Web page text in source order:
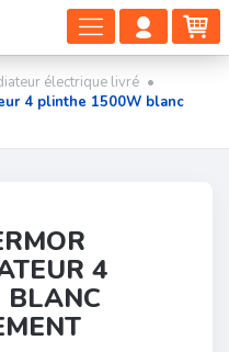
DÉPLIER
LA
électrique livré •
4 plinthe 1500W blanc
4